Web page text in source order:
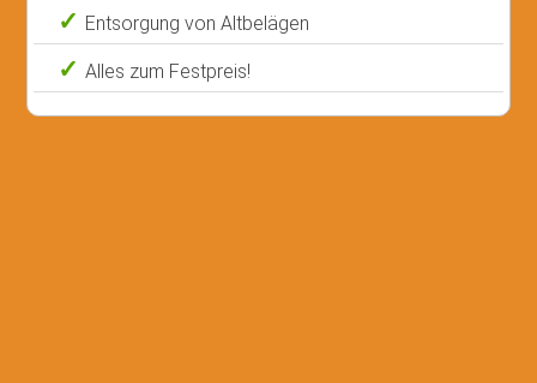
Entsorgung von Altbelägen
Alles zum Festpreis!